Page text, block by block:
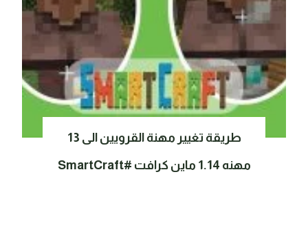
طريقة تغيير مهنة القرويين الى 13
مهنه 1.14 ماين كرافت #SmartCraft